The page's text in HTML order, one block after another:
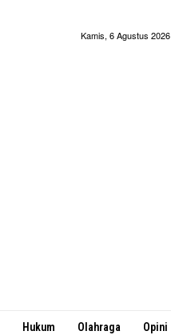
Kamis, 6 Agustus 2026
Hukum Olahraga Opini